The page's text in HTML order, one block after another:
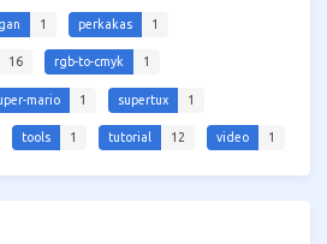
1 perkakas 1
16 rgb-to-cmyk 1
mario 1 supertux 1
tools 1 tutorial 12 video 1